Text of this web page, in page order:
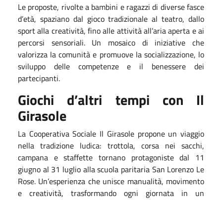
Le proposte, rivolte a bambini e ragazzi di diverse fasce
d’età, spaziano dal gioco tradizionale al teatro, dallo
sport alla creatività, fino alle attività all’aria aperta e ai
percorsi sensoriali. Un mosaico di iniziative che
valorizza la comunità e promuove la socializzazione, lo
sviluppo delle competenze e il benessere dei
partecipanti.
Giochi d’altri tempi con Il
Girasole
La Cooperativa Sociale Il Girasole propone un viaggio
nella tradizione ludica: trottola, corsa nei sacchi,
campana e staffette tornano protagoniste dal 11
giugno al 31 luglio alla scuola paritaria San Lorenzo Le
Rose. Un’esperienza che unisce manualità, movimento
e creatività, trasformando ogni giornata in un